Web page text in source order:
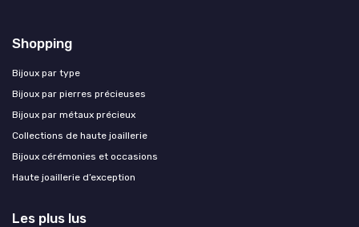
Shopping
Bijoux par type
Bijoux par pierres précieuses
Bijoux par métaux précieux
Collections de haute joaillerie
Bijoux cérémonies et occasions
Haute joaillerie d’exception
Les plus lus